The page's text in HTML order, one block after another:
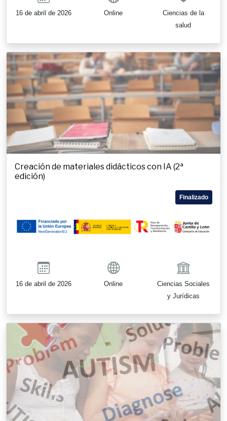
16 de abril de 2026 Online
Ciencias de la
salud
Creación de materiales didácticos con IA (2ª
edición)
Finalizado
16 de abril de 2026 Online
Ciencias Sociales
y Jurídicas